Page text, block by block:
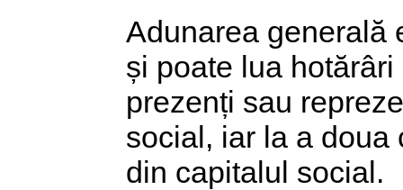
Adunarea generală
și poate lua
prezenți sau
social, iar la a doua
din capitalul social.